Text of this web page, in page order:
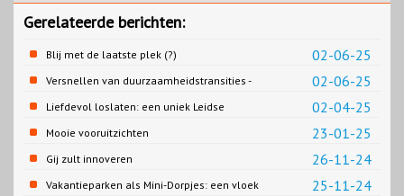
Gerelateerde berichten:
02-06-25
Blij met de laatste plek (?)
02-06-25
Versnellen van duurzaamheidstransities -
het SPRONG project
02-04-25
Liefdevol loslaten: een uniek Leidse
samenwerking
23-01-25
Mooie vooruitzichten
26-11-24
Gij zult innoveren
25-11-24
Vakantieparken als Mini-Dorpjes: een vloek